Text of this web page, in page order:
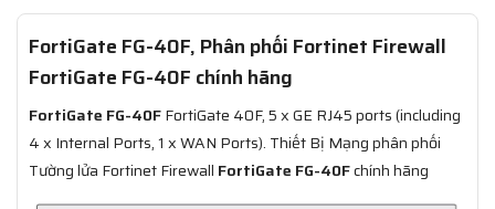
FortiGate FG-40F, Phân phối Fortinet Firewall
FortiGate FG-40F chính hãng
FortiGate FG-40FFortiGate 40F, 5 x GE RJ45 ports (including
4 x Internal Ports, 1 x WAN Ports). Thiết Bị Mạng phân phối
Tường lửa Fortinet Firewall FortiGate FG-40Fchính hãng